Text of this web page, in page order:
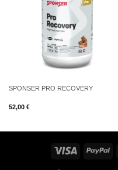
SPONSER PRO RECOVERY
52,00 €